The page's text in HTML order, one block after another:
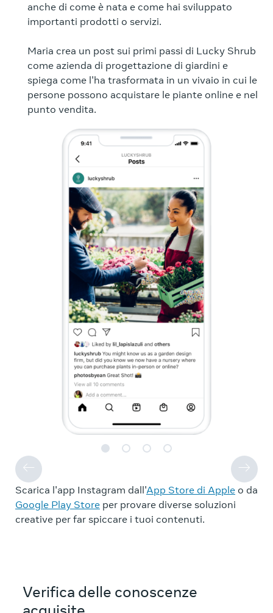
anche di come è nata e come hai sviluppato
importanti prodotti o servizi.
Maria crea un post sui primi passi di Lucky Shrub
come azienda di progettazione di giardini e
spiega come l'ha trasformata in un vivaio in cui le
persone possono acquistare le piante online e nel
punto vendita.
Scarica l'app Instagram dall'App Store di Apple o da
Google Play Store per provare diverse soluzioni
creative per far spiccare i tuoi contenuti.
Verifica delle conoscenze